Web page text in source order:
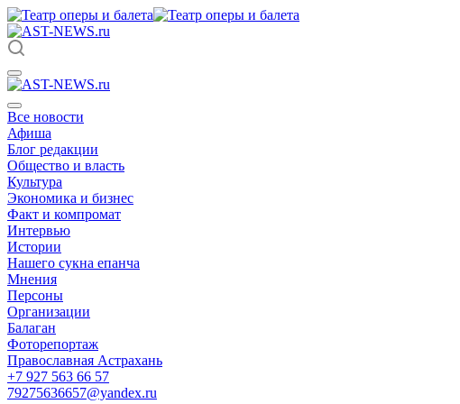
Все новости
Афиша
Блог редакции
Общество и власть
Культура
Экономика и бизнес
Факт и компромат
Интервью
Истории
Нашего сукна епанча
Мнения
Персоны
Организации
Балаган
Фоторепортаж
Православная Астрахань
+7 927 563 66 57
79275636657@yandex.ru